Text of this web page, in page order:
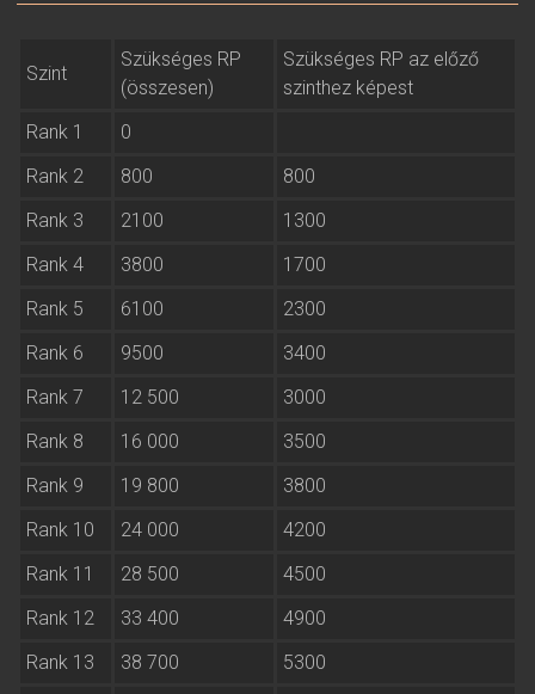
Szint
Szükséges RP
(összesen)
Szükséges RP az előző
szinthez képest
Rank 1
0
Rank 2
800
800
Rank 3
2100
1300
Rank 4
3800
1700
Rank 5
6100
2300
Rank 6
9500
3400
Rank 7
12 500
3000
Rank 8
16 000
3500
Rank 9
19 800
3800
Rank 10
24 000
4200
Rank 11
28 500
4500
Rank 12
33 400
4900
Rank 13
38 700
5300